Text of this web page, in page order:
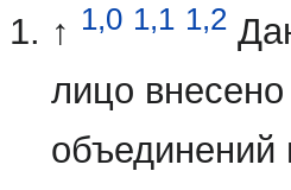
↑ 1,0 1,1 1,2
лицо
объединений